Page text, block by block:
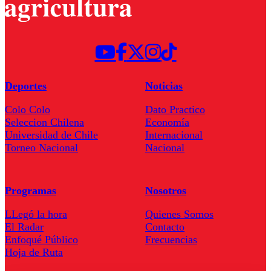
Deportes
Colo Colo
Seleccion Chilena
Universidad de Chile
Torneo Nacional
Noticias
Dato Practico
Economía
Internacional
Nacional
Programas
LLegó la hora
El Radar
Enfoqué Público
Hoja de Ruta
Nosotros
Quienes Somos
Contacto
Frecuencias